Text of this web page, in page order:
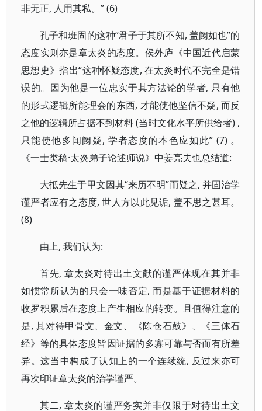
非无正, 人用其私。” (6)
孔子和班固的这种“君子于其所不知, 盖阙如也”的
态度实则亦是章太炎的态度。侯外庐《中国近代启蒙
思想史》指出“这种怀疑态度, 在太炎时代不完全是错
误的。因为他是一位忠实于其方法论的学者, 只有他
的形式逻辑所能理会的东西, 才能使他坚信不疑, 而反
之他的逻辑所占据不到材料 (当时文化水平所供给者) ,
只能使他多闻阙疑, 学者态度的本色应如此” (7) 。
《一士类稿·太炎弟子论述师说》中姜亮夫也总结道:
大抵先生于甲文因其“来历不明”而疑之, 并固治学
谨严者应有之态度, 世人方以此见诟, 盖不思之甚耳。
(8)
由上, 我们认为:
首先, 章太炎对待出土文献的谨严体现在其并非
如惯常所认为的只会一味否定, 而是基于证据材料的
收罗积累后在态度上产生相应的转变。且值得注意的
是, 其对待甲骨文、金文、《陈仓石鼓》、《三体石
经》等的具体态度皆因证据的多寡可靠与否而有所差
异。这当中构成了认知上的一个连续统, 反过来亦可
再次印证章太炎的治学谨严。
其二, 章太炎的谨严务实并非仅限于对待出土文